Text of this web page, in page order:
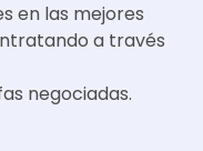
en las mejores
a través
negociadas.